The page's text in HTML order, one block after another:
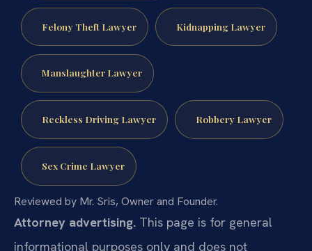
Felony Theft Lawyer Kidnapping Lawyer
Manslaughter Lawyer
Reckless Driving Lawyer Robbery Lawyer
Sex Crime Lawyer
Reviewed by Mr. Sris, Owner and Founder.
Attorney advertising. This page is for general
informational purposes only and does not